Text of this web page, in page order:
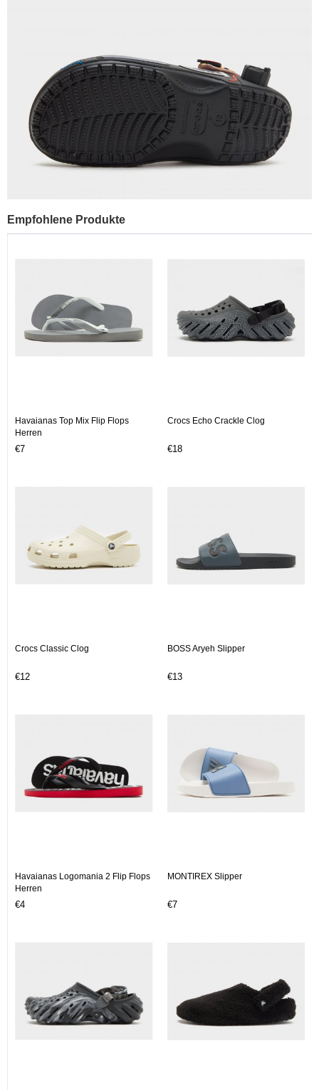
Empfohlene Produkte
Havaianas Top Mix Flip Flops
Herren
€7
Crocs Echo Crackle Clog
€18
Crocs Classic Clog
€12
BOSS Aryeh Slipper
€13
Havaianas Logomania 2 Flip Flops
Herren
€4
MONTIREX Slipper
€7